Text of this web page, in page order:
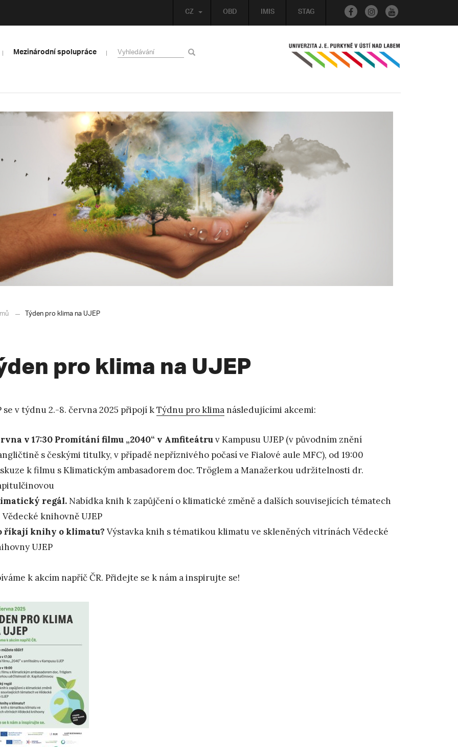
OBD IMIS STAG
CZ
Mezinárodní spolupráce
Týden pro klima na UJEP
pro klima na UJEP
se v týdnu 2.-8. června 2025 připojí kTýdnu pro klimanásledujícími akcemi:
v 17:30 Promítání filmu „2040“ v Amfiteátruv Kampusu UJEP (v původním znění
s českými titulky, v případě nepříznivého počasí ve Fialové aule MFC), od 19:00
k filmu s Klimatickým ambasadorem doc. Tröglem a Manažerkou udržitelnosti dr.
regál. Nabídka knih k zapůjčení o klimatické změně a dalších souvisejících tématech
Vědecké knihovně UJEP
říkají knihy o klimatu? Výstavka knih s tématikou klimatu ve skleněných vitrínách Vědecké
UJEP
k akcím napříč ČR. Přidejte se k nám a inspirujte se!